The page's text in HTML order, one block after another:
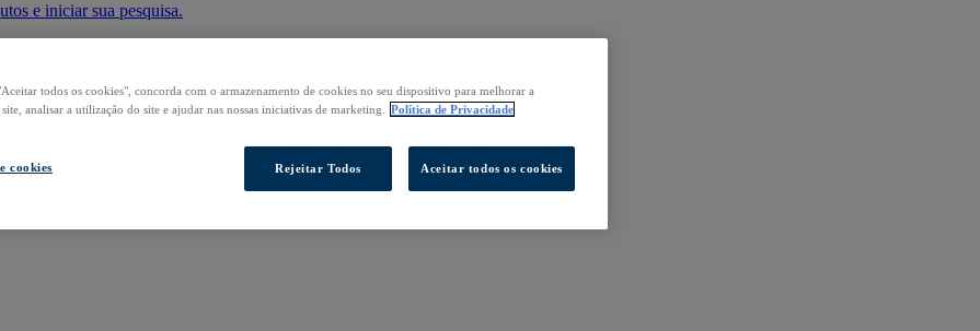
e iniciar sua pesquisa.
todos os cookies", concorda com o armazenamento de cookies no seu dispositivo para melhorar a
analisar a utilização do site e ajudar nas nossas iniciativas de marketing.
Política de Privacidade
cookies Rejeitar Todos Aceitar todos os cookies